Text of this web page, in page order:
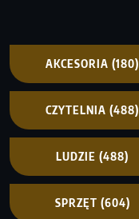
AKCESORIA (180)
CZYTELNIA (488)
LUDZIE (488)
SPRZĘT (604)